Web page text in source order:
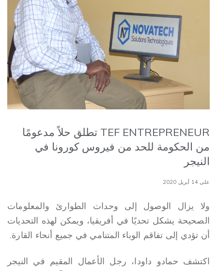
TEF ENTREPRENEUR تطلق حلاً مدعومًا
من الحكومة للحد من فيروس كورونا في
النيجر
على 14 أبريل 2020
ولا يزال الوصول إلى وحدات الطوارئ والمعلومات
الصحيحة يشكل تحديًا في أفريقيا، ويمكن لهذه التحديات
أن تؤدي إلى تفاقم الوباء المتنامي في جميع أنحاء القارة.
اكتشف حمادو داودا، رجل الأعمال المقيم في النيجر